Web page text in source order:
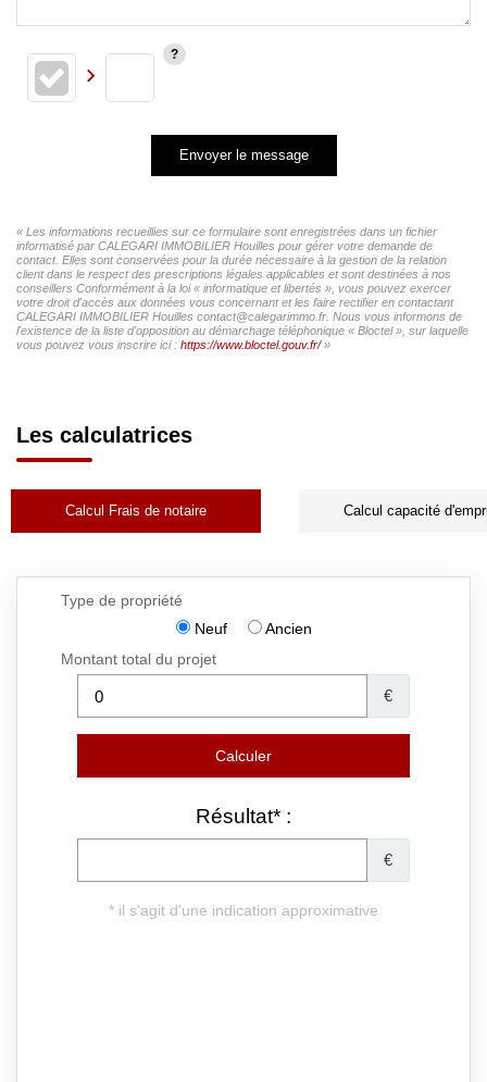
Envoyer le message
« Les informations recueillies sur ce formulaire sont enregistrées dans un fichier
informatisé par CALEGARI IMMOBILIER Houilles pour gérer votre demande de
contact. Elles sont conservées pour la durée nécessaire à la gestion de la relation
client dans le respect des prescriptions légales applicables et sont destinées à nos
conseillers Conformément à la loi « informatique et libertés », vous pouvez exercer
votre droit d'accès aux données vous concernant et les faire rectifier en contactant
CALEGARI IMMOBILIER Houilles contact@calegarimmo.fr. Nous vous informons de
l'existence de la liste d'opposition au démarchage téléphonique « Bloctel », sur laquelle
vous pouvez vous inscrire ici : https://www.bloctel.gouv.fr/»
Les calculatrices
Calcul Frais de notaire Calcul capacité